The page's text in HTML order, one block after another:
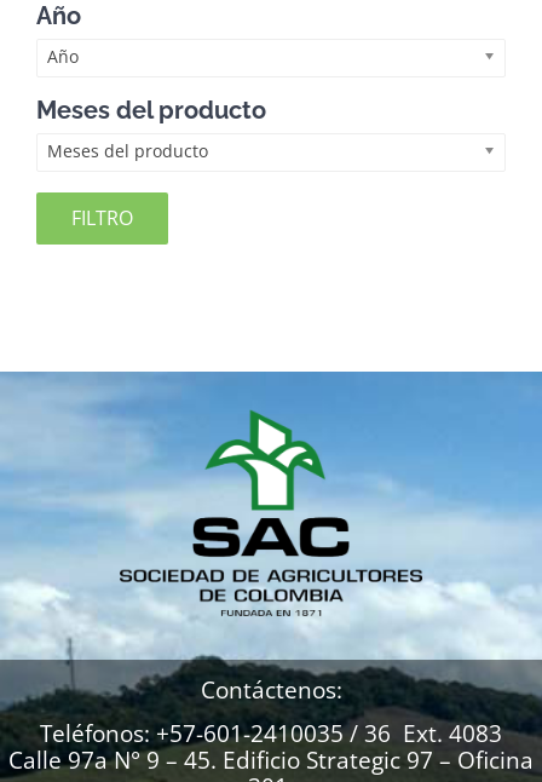
Año
Año
Meses del producto
Meses del producto
FILTRO
Contáctenos:
Teléfonos: +57-601-2410035 / 36 Ext. 4083
Calle 97a N° 9 – 45. Edificio Strategic 97 – Oficina